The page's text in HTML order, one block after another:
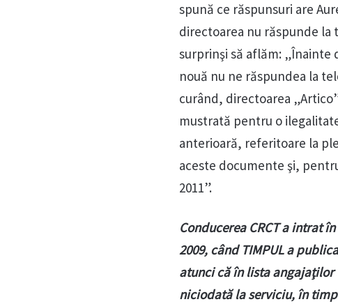
spună ce răspunsuri are
directoarea nu răspunde la
surprinşi să aflăm: „Înainte
nouă nu ne răspundea la
curând, directoarea
mustrată pentru o
anterioară, referitoare la
aceste documente şi,
2011”.
Conducerea CRCT a intrat
2009, când TIMPUL a
atunci că în lista angajaţilor
niciodată la serviciu, în